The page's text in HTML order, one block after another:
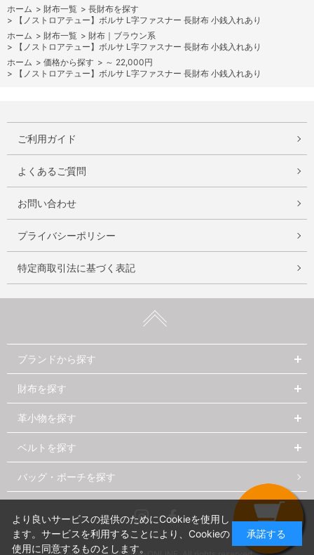
ホーム > 財布一覧 > 長財布を探す
>
【ノストロアテュー】ボルサ L字ファスナー 長財布 小銭入れあり
ホーム > 財布一覧 > 財布｜ブラウン系
>
【ノストロアテュー】ボルサ L字ファスナー 長財布 小銭入れあり
ホーム > 価格から探す > ～ 22,000円
>
【ノストロアテュー】ボルサ L字ファスナー 長財布 小銭入れあり
ご利用ガイド
よくあるご質問
お問い合わせ
プライバシーポリシー
特定商取引法に基づく表記
ブランドから探す
財布を探す
革小物を探す
ベルトを探す
バッグ・ポーチを探す
InstagramFacebook
より良いサービスの提供のためにCookieを使用し
ます。サービスを利用することにより、Cookieの
使用に同意するものとします。
承諾する